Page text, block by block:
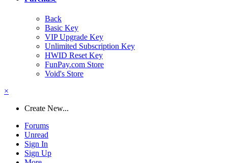
Back
Basic Key
VIP Upgrade Key
Unlimited Subscription Key
HWID Reset Key
FunPay.com Store
Void's Store
×
Create New...
Forums
Unread
Sign In
Sign Up